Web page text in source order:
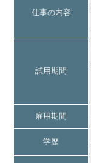
仕事の内容
試用期間
雇用期間
学歴